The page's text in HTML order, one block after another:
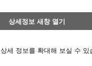
상세정보 새창 열기
상세 정보를 확대해 보실 수 있